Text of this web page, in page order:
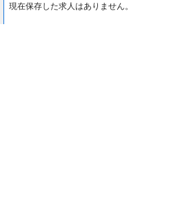
現在保存した求人はありません。